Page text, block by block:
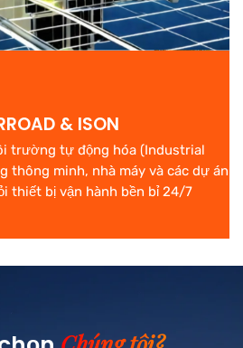
& ISON
trường tự động hóa (Industrial
thông minh, nhà máy và các dự án
thiết bị vận hành bền bỉ 24/7